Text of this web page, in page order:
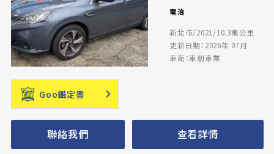
電洽
新北市/2021/10.3萬公里
更新日期：2026年 07月
車商：車朋車業
Goo鑑定書
聯絡我們 查看詳情